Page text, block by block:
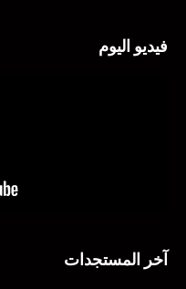
فيديو اليوم
آخر المستجدات